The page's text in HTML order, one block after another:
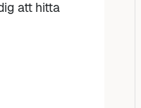
att hitta